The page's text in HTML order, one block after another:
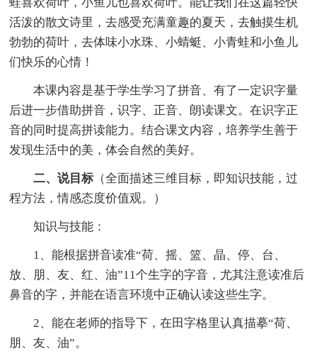
活泼的散文诗里，去感受充满童趣的夏天，去触摸生机
勃勃的荷叶，去体味小水珠、小蜻蜓、小青蛙和小鱼儿
们快乐的心情！
本课内容是基于学生学习了拼音、有了一定识字量
后进一步借助拼音，识字、正音、朗读课文。在识字正
音的同时提高拼读能力。结合课文内容，培养学生善于
发现生活中的美，体会自然的美好。
二、说目标 （全面描述三维目标，即知识技能，过
程方法，情感态度价值观。）
知识与技能：
1、能根据拼音读准“荷、摇、篮、晶、停、台、
放、朋、友、红、油”11个生字的字音，尤其注意读准后
鼻音的字，并能在语言环境中正确认读这些生字。
2、能在老师的指导下，在田字格里认真描摹“荷、
朋、友、油”。